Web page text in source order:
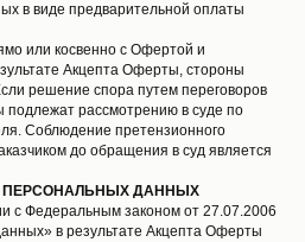
в виде предварительной оплаты
или косвенно с Офертой и
Акцепта Оферты, стороны
решение спора путем переговоров
подлежат рассмотрению в суде по
Соблюдение претензионного
до обращения в суд является
ПЕРСОНАЛЬНЫХ ДАННЫХ
с Федеральным законом от 27.07.2006
в результате Акцепта Оферты